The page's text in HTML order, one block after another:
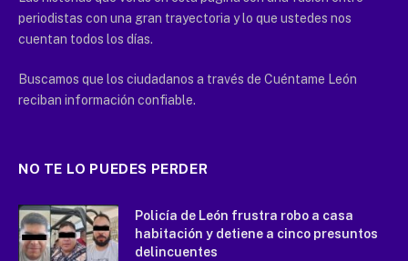
periodistas con una gran trayectoria y lo que ustedes nos
cuentan todos los días.
Buscamos que los ciudadanos a través de Cuéntame León
reciban información confiable.
NO TE LO PUEDES PERDER
Policía de León frustra robo a casa
habitación y detiene a cinco presuntos
delincuentes